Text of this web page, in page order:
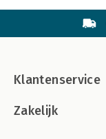
Klantenservice
Zakelijk